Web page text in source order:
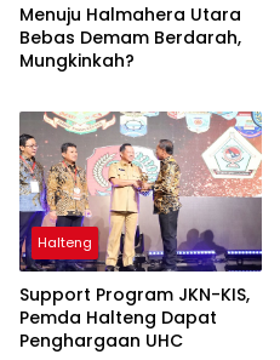
Menuju Halmahera Utara
Bebas Demam Berdarah,
Mungkinkah?
Halteng
Support Program JKN-KIS,
Pemda Halteng Dapat
Penghargaan UHC